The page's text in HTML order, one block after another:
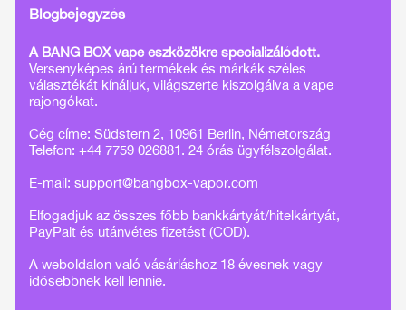
Blogbejegyzés
A BANG BOX vape eszközökre specializálódott.
Versenyképes árú termékek és márkák széles
választékát kínáljuk, világszerte kiszolgálva a vape
rajongókat.
Cég címe: Südstern 2, 10961 Berlin, Németország
Telefon: +44 7759 026881. 24 órás ügyfélszolgálat.
E-mail: support@bangbox-vapor.com
Elfogadjuk az összes főbb bankkártyát/hitelkártyát,
PayPalt és utánvétes fizetést (COD).
A weboldalon való vásárláshoz 18 évesnek vagy
idősebbnek kell lennie.